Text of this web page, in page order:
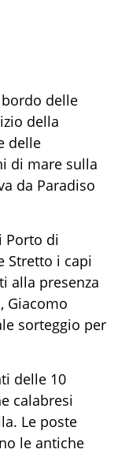
bordo delle
della
delle
di mare sulla
da Paradiso
Porto di
Stretto i capi
alla presenza
Giacomo
sorteggio per
delle 10
calabresi
Le poste
le antiche